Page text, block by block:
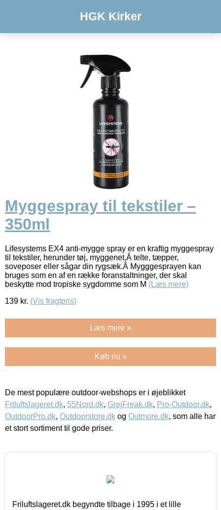
HGK Kirker
Myggespray til tekstiler –
350ml
Lifesystems EX4 anti-mygge spray er en kraftig myggespray
til tekstiler, herunder tøj, myggenet,Â telte, tæpper,
soveposer eller sågar din rygsæk.Â Mygggesprayen kan
bruges som en af en række foranstaltninger, der skal
beskytte mod tropiske sygdomme som M (Læs mere)
139 kr. (Vis fragtpris)
Læs mere »
Køb nu »
De mest populære outdoor-webshops er i øjeblikket
Friluftslageret.dk, 55Nord.dk, GrejFreak.dk, Pro-Outdoor.dk,
OutdoorPro.dk, Outdoorstore.dk og Outmore.dk, som alle har
et stort sortiment til gode priser.
Friluftslageret.dk begyndte tilbage i 1995 i et lille